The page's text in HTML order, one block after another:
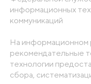
информационных
коммуникаций
На информационном
рекомендательные
технологии
сбора,